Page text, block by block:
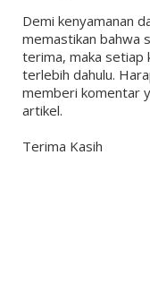
Demi kenyamanan
memastikan bahwa
terima, maka setiap
terlebih dahulu.
memberi komentar
artikel.
Terima Kasih